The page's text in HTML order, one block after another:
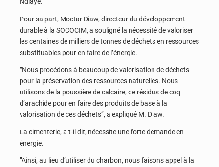
Pour sa part, Moctar Diaw, directeur du développement
durable à la SOCOCIM, a souligné la nécessité de valoriser
les centaines de milliers de tonnes de déchets en ressources
substituables pour en faire de l’énergie.
’’Nous procédons à beaucoup de valorisation de déchets
pour la préservation des ressources naturelles. Nous
utilisons de la poussière de calcaire, de résidus de coq
d’arachide pour en faire des produits de base à la
valorisation de ces déchets’’, a expliqué M. Diaw.
La cimenterie, a t-il dit, nécessite une forte demande en
énergie.
’’Ainsi, au lieu d’utiliser du charbon, nous faisons appel à la